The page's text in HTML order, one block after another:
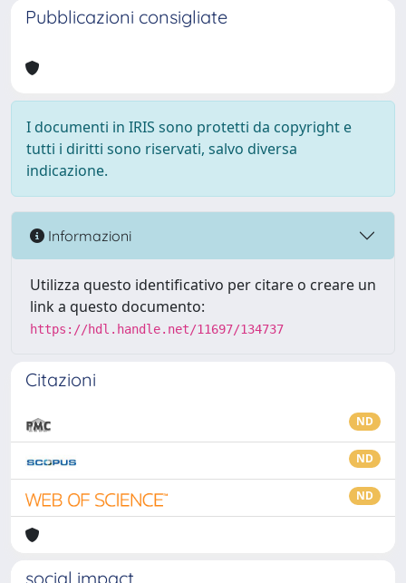
Pubblicazioni consigliate
I documenti in IRIS sono protetti da copyright e
tutti i diritti sono riservati, salvo diversa
indicazione.
Informazioni
Utilizza questo identificativo per citare o creare un
link a questo documento:
https://hdl.handle.net/11697/134737
Citazioni
ND
ND
ND
social impact